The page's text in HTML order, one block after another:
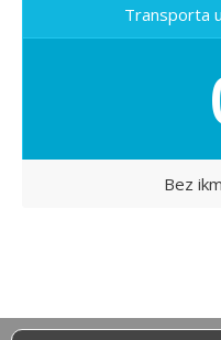
Transporta
Bez